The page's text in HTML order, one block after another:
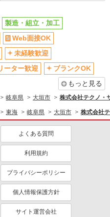
製造・組立・加工
Web面接OK
未経験歓迎
ーター歓迎
ブランクOK
もっと見る
岐阜県 大垣市 株式会社テクノ・
東海 岐阜県 大垣市 株式会社
よくある質問
利用規約
プライバシーポリシー
個人情報保護方針
サイト運営会社